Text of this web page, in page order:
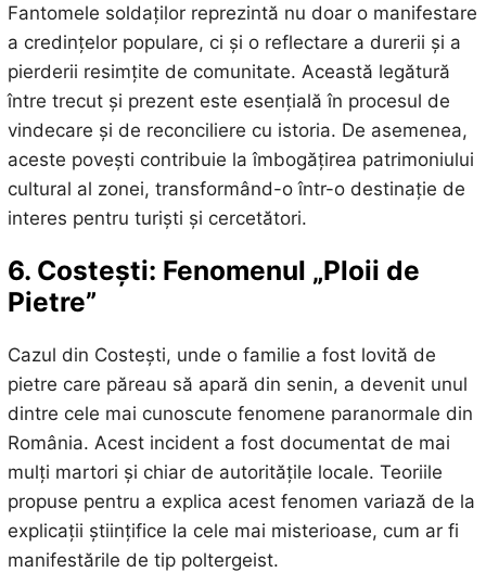
Fantomele soldaților reprezintă nu doar o manifestare
a credințelor populare, ci și o reflectare a durerii și a
pierderii resimțite de comunitate. Această legătură
între trecut și prezent este esențială în procesul de
vindecare și de reconciliere cu istoria. De asemenea,
aceste povești contribuie la îmbogățirea patrimoniului
cultural al zonei, transformând-o într-o destinație de
interes pentru turiști și cercetători.
6. Costești: Fenomenul „Ploii de
Pietre”
Cazul din Costești, unde o familie a fost lovită de
pietre care păreau să apară din senin, a devenit unul
dintre cele mai cunoscute fenomene paranormale din
România. Acest incident a fost documentat de mai
mulți martori și chiar de autoritățile locale. Teoriile
propuse pentru a explica acest fenomen variază de la
explicații științifice la cele mai misterioase, cum ar fi
manifestările de tip poltergeist.